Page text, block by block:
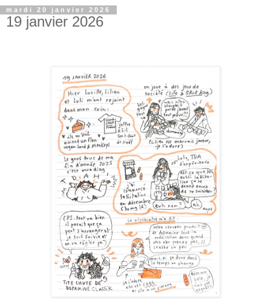
mardi 20 janvier 2026
19 janvier 2026